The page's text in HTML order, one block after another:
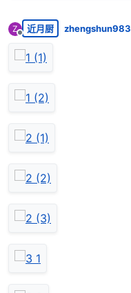
Z
离线
近月厨 zhengshun983